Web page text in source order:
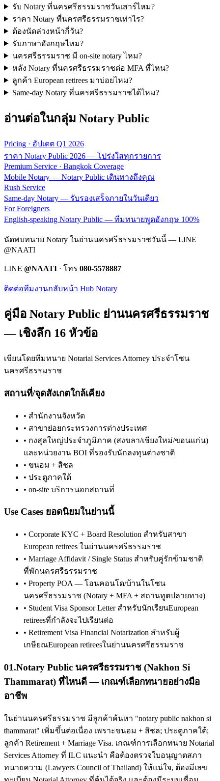
รับ Notary ที่นครศรีธรรมราชวันเสาร์ไหม?
ราคา Notary ที่นครศรีธรรมราชเท่าไร?
ต้องนัดล่วงหน้ากี่วัน?
รับภาษาอังกฤษไหม?
นครศรีธรรมราช มี on-site notary ไหม?
หลัง Notary ที่นครศรีธรรมราชต่อ MFA ที่ไหน?
ลูกค้า European retirees มาบ่อยไหม?
Same-day Notary ที่นครศรีธรรมราชได้ไหม?
อ่านต่อในกลุ่ม Notary Public
Pricing · อัปเดต Q1 2026
ราคา Notary Public 2026 — โปร่งใสทุกรายการ
Premium Service · Bangkok Coverage
Mobile Notary — Notary Public เดินทางถึงคุณ
Rush Service
Same-day Notary — รับรองเสร็จภายในวันเดียว
For Foreigners
English-speaking Notary Public — ทีมทนายพูดอังกฤษ 100%
นัดพบทนาย Notary ในย่านนครศรีธรรมราชวันนี้ — LINE
@NAATI
LINE @NAATI · โทร 080-5578887
ติดต่อทีมงานกลับหน้า Hub Notary
คู่มือ Notary Public ย่านนครศรีธรรมราช
— เชิงลึก 16 หัวข้อ
เขียนโดยทีมทนาย Notarial Services Attorney ประจำโซน
นครศรีธรรมราช
สถานที่/จุดสังเกตใกล้เคียง
• สำนักงานจังหวัด
• สาขาย่อยกระทรวงการต่างประเทศ
• กงสุลใหญ่ประจำภูมิภาค (สงขลา/เชียงใหม่/ขอนแก่น)
และหน่วยงาน BOI ที่รองรับนักลงทุนต่างชาติ
• ขนอม + สิชล
• ประตูภาคใต้
• on-site บริการนอกสถานที่
Use Cases ยอดนิยมในย่านนี้
• Corporate KYC + Board Resolution สำหรับสาขา
European retirees ในย่านนครศรีธรรมราช
• Marriage Affidavit / Single Status สำหรับคู่รักข้ามชาติ
ที่พักนครศรีธรรมราช
• Property POA — โอนคอนโด/บ้านในโซน
นครศรีธรรมราช (Notary + MFA + สถานทูตปลายทาง)
• Student Visa Sponsor Letter สำหรับนักเรียนEuropean
retireesที่กำลังจะไปเรียนต่อ
• Retirement Visa Financial Notarization สำหรับผู้
เกษียณEuropean retireesในย่านนครศรีธรรมราช
01.Notary Public นครศรีธรรมราช (Nakhon Si
Thammarat) ที่ไหนดี — เกณฑ์เลือกทนายอย่างมือ
อาชีพ
ในย่านนครศรีธรรมราช มีลูกค้าค้นหา "notary public nakhon si
thammarat" เพิ่มขึ้นต่อเนื่อง เพราะขนอม + สิชล; ประตูภาคใต้;
ลูกค้า Retirement + Marriage Visa. เกณฑ์การเลือกทนาย Notarial
Services Attorney ที่ ILC แนะนำ คือต้องตรวจใบอนุญาตสภา
ทนายความ (Lawyers Council of Thailand) ให้แน่ใจ, ต้องมีเลข